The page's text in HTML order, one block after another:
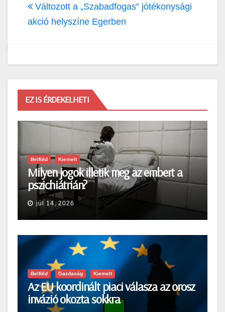
Változott a „Szabadfogas” jótékonysági
akció helyszíne Egerben
EZ IS ÉRDEKELHETI
Belföld Kiemelt
Milyen jogok illetik meg az embert a
pszichiátrián?
júl 14, 2026
Belföld Gazdaság Kiemelt
Az EU koordinált piaci válasza az orosz
invázió okozta sokkra